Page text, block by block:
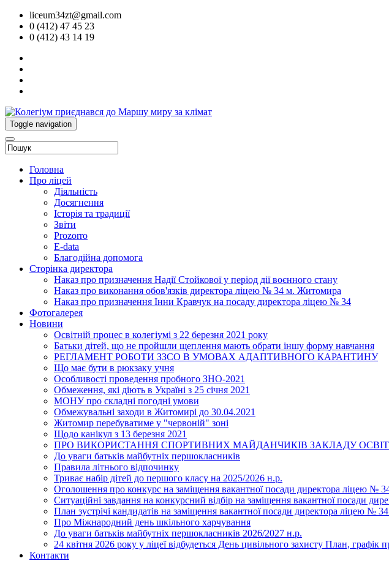
liceum34zt@gmail.com
0 (412) 47 45 23
0 (412) 43 14 19
Toggle navigation
Головна
Про ліцей
Діяльність
Досягнення
Історія та традиції
Звіти
Prozorro
E-data
Благодійна допомога
Сторінка директора
Наказ про призначення Надії Стойкової у період дії воєнного стану
Наказ про виконання обов'язків директора ліцею № 34 м. Житомира
Наказ про призначення Інни Кравчук на посаду директора ліцею № 34
Фотогалерея
Новини
Освітній процес в колегіумі з 22 березня 2021 року
Батьки дітей, що не пройшли щеплення мають обрати іншу форму навчання
РЕГЛАМЕНТ РОБОТИ ЗЗСО В УМОВАХ АДАПТИВНОГО КАРАНТИНУ
Що має бути в рюкзаку учня
Особливості проведення пробного ЗНО-2021
Обмеження, які діють в Україні з 25 січня 2021
МОНУ про складні погодні умови
Обмежувальні заходи в Житомирі до 30.04.2021
Житомир перебуватиме у "червоній" зоні
Щодо канікул з 13 березня 2021
ПРО ВИКОРИСТАННЯ СПОРТИВНИХ МАЙДАНЧИКІВ ЗАКЛАДУ
До уваги батьків майбутніх першокласників
Правила літнього відпочинку
Триває набір дітей до першого класу на 2025/2026 н.р.
Оголошення про конкурс на заміщення вакантної посади директора ліцею №
Ситуаційні завдання на конкурсний відбір на заміщення вакантної посади
План зустрічі кандидатів на заміщення вакантної посади директора ліцею №
Про Міжнародний день шкільного харчування
До уваги батьків майбутніх першокласників 2026/2027 н.р.
24 квітня 2026 року у ліцеї відбудеться День цивільного захисту План,
Контакти